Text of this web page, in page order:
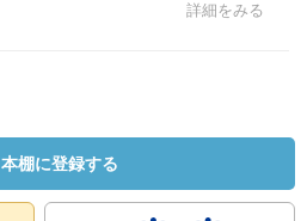
詳細をみる
本棚に登録する